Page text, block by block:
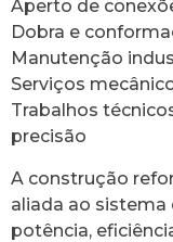
Aperto de
Dobra e
Manutenção
Serviços
Trabalhos
precisão
A construção
aliada ao
potência,